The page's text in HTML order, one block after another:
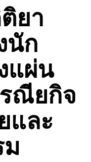
ยา
นัก
แผ่น
ณียกิจ
และ